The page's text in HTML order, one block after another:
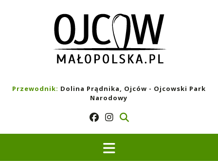
Przewodnik: Dolina Prądnika, Ojców - Ojcowski Park
Narodowy